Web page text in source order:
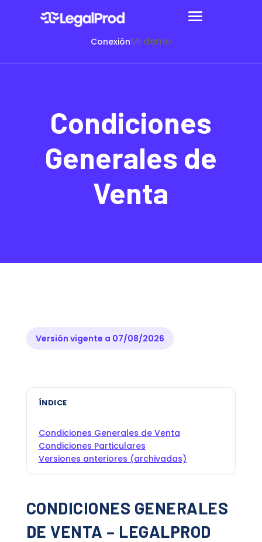
ConexiónMi demo
Condiciones
Generales de
Venta
Versión vigente a 07/08/2026
ÍNDICE
Condiciones Generales de Venta
Condiciones Particulares
Versiones anteriores (archivadas)
CONDICIONES GENERALES
DE VENTA – LEGALPROD